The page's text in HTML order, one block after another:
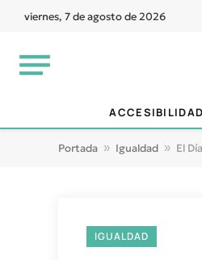
viernes, 7 de agosto de 2026
ACCESIBILIDAD
Portada » Igualdad » El
IGUALDAD